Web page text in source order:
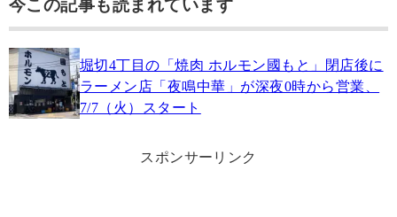
今この記事も読まれています
堀切4丁目の「焼肉 ホルモン國もと」閉店後に
ラーメン店「夜鳴中華」が深夜0時から営業、
7/7（火）スタート
スポンサーリンク